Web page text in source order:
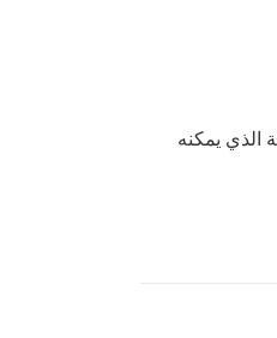
الذي يمكنه